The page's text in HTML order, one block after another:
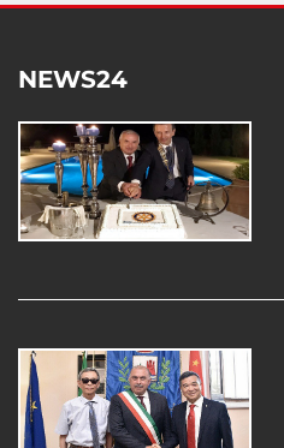
NEWS24